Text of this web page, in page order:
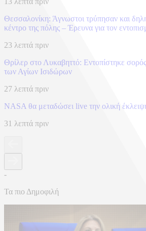
Θεσσαλονίκη: Άγνωστοι τρύπησαν και
κέντρο της πόλης – Έρευνα για τον
23 λεπτά πριν
Θρίλερ στο Λυκαβηττό: Εντοπίστηκε
των Αγίων Ισιδώρων
27 λεπτά πριν
NASA θα μεταδώσει live την ολική
31 λεπτά πριν
-
Τα πιο Δημοφιλή